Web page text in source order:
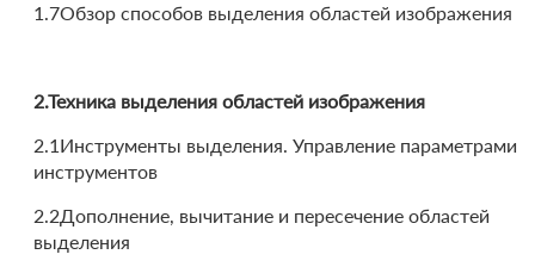
1.7Обзор способов выделения областей изображения
2.Техника выделения областей изображения
2.1Инструменты выделения. Управление параметрами
инструментов
2.2Дополнение, вычитание и пересечение областей
выделения